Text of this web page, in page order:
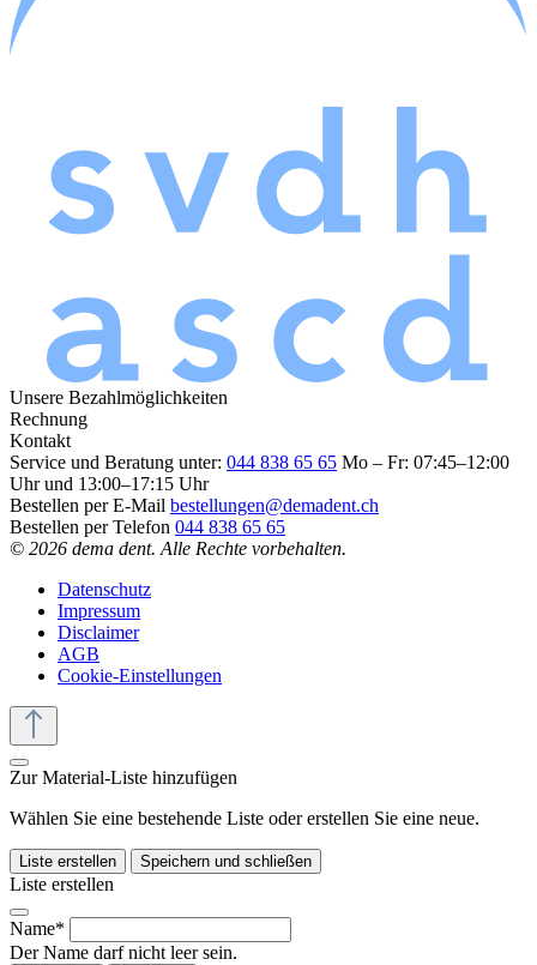
Unsere Bezahlmöglichkeiten
Rechnung
Kontakt
Service und Beratung unter: 044 838 65 65 Mo – Fr: 07:45–12:00
Uhr und 13:00–17:15 Uhr
Bestellen per E-Mail bestellungen@demadent.ch
Bestellen per Telefon 044 838 65 65
© 2026 dema dent. Alle Rechte vorbehalten.
Datenschutz
Impressum
Disclaimer
AGB
Cookie-Einstellungen
Zur Material-Liste hinzufügen
Wählen Sie eine bestehende Liste oder erstellen Sie eine neue.
Liste erstellen Speichern und schließen
Liste erstellen
Name*
Der Name darf nicht leer sein.